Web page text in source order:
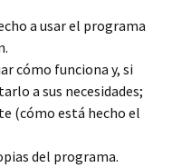
a usar el programa
cómo funciona y, si
a sus necesidades;
(cómo está hecho el
del programa.